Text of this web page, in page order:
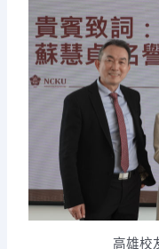
高雄校